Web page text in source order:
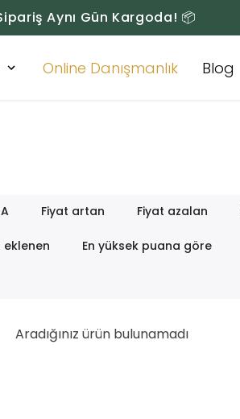
Aynı Gün Kargoda! 📦
Online Danışmanlık Blog
Fiyat artan Fiyat azalan
eklenen En yüksek puana göre
Aradığınız ürün bulunamadı